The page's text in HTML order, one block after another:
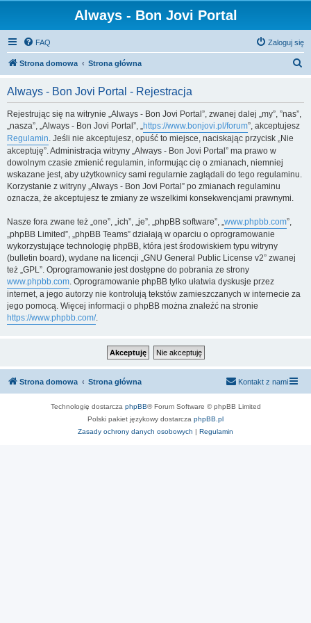
Always - Bon Jovi Portal
FAQ Zaloguj się
Strona domowa Strona główna
Always - Bon Jovi Portal - Rejestracja
Rejestrując się na witrynie „Always - Bon Jovi Portal”, zwanej dalej „my”, ”nas”,
„nasza”, „Always - Bon Jovi Portal”, „https://www.bonjovi.pl/forum”, akceptujesz
Regulamin. Jeśli nie akceptujesz, opuść to miejsce, naciskając przycisk „Nie
akceptuję”. Administracja witryny „Always - Bon Jovi Portal” ma prawo w
dowolnym czasie zmienić regulamin, informując cię o zmianach, niemniej
wskazane jest, aby użytkownicy sami regularnie zaglądali do tego regulaminu.
Korzystanie z witryny „Always - Bon Jovi Portal” po zmianach regulaminu
oznacza, że akceptujesz te zmiany ze wszelkimi konsekwencjami prawnymi.
Nasze fora zwane też „one”, „ich”, „je”, „phpBB software”, „www.phpbb.com”,
„phpBB Limited”, „phpBB Teams” działają w oparciu o oprogramowanie
wykorzystujące technologię phpBB, która jest środowiskiem typu witryny
(bulletin board), wydane na licencji „GNU General Public License v2” zwanej
też „GPL”. Oprogramowanie jest dostępne do pobrania ze strony
www.phpbb.com. Oprogramowanie phpBB tylko ułatwia dyskusje przez
internet, a jego autorzy nie kontrolują tekstów zamieszczanych w internecie za
jego pomocą. Więcej informacji o phpBB można znaleźć na stronie
https://www.phpbb.com/.
Strona domowa Strona główna Kontakt z nami
Technologię dostarcza phpBB® Forum Software © phpBB Limited
Polski pakiet językowy dostarcza phpBB.pl
Zasady ochrony danych osobowych | Regulamin